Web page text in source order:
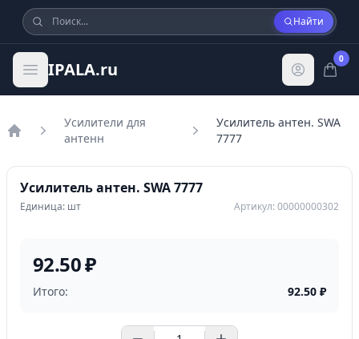
Найти
IPALA.ru
0
Усилители для
антенн
Усилитель антен. SWA
7777
Усилитель антен. SWA 7777
Единица: шт Артикул: 00000000302
92.50 ₽
Итого: 92.50 ₽